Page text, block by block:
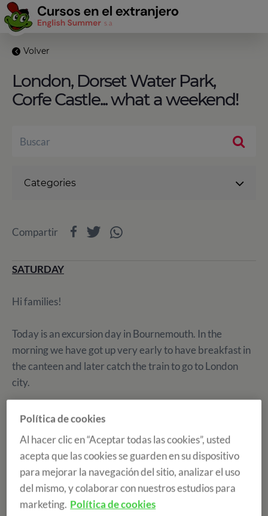
Volver
London, Dorset Water Park,
Corfe Castle... what a weekend!
SATURDAY
Hi families!
Today is an excursion day in Bournemouth. In the
morning we have got up very early to have breakfast in
the canteen and later catch the train to go to London
city.
Hoy es el día de excursión. Por la mañana nos hemos
y después coger el tren para ir a Londres.
Categories
Compartir
Política de cookies
Al hacer clic en “Aceptar todas las cookies”, usted
acepta que las cookies se guarden en su dispositivo
para mejorar la navegación del sitio, analizar el uso
del mismo, y colaborar con nuestros estudios para
marketing. Política de cookies